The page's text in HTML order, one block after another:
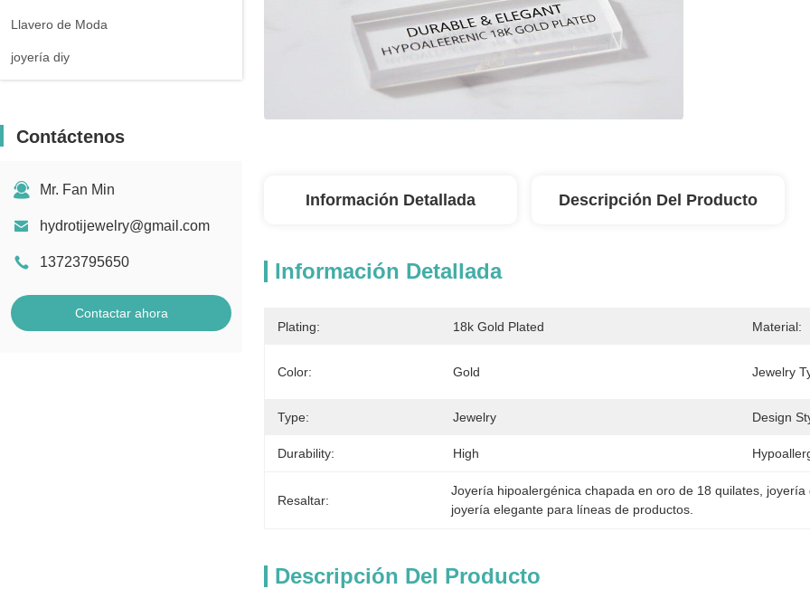
Llavero de Moda
joyería diy
Contáctenos
Mr. Fan Min
hydrotijewelry@gmail.com
13723795650
Contactar ahora
Información Detallada Descripción Del Producto
Información Detallada
Plating: 18k Gold Plated Material:
Color: Gold Jewelry
Type: Jewelry Design
Durability: High
Resaltar:
Joyería hipoalergénica chapada en oro de 18 quilates joyería
joyería elegante para líneas de productos.
Descripción Del Producto